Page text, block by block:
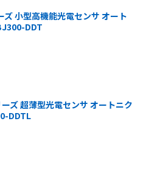
ズ 小型高機能光電センサ オート
DDT
ズ 超薄型光電センサ オートニク
DDTL